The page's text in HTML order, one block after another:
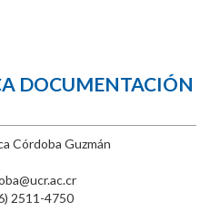
DOCUMENTACIÓN
Córdoba Guzmán
2511-4750